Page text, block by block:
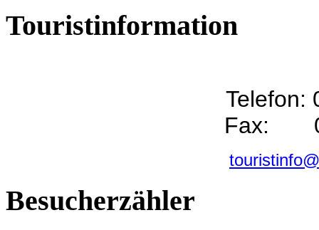
Touristinformation
Telefon:
Fax:
Besucherzähler